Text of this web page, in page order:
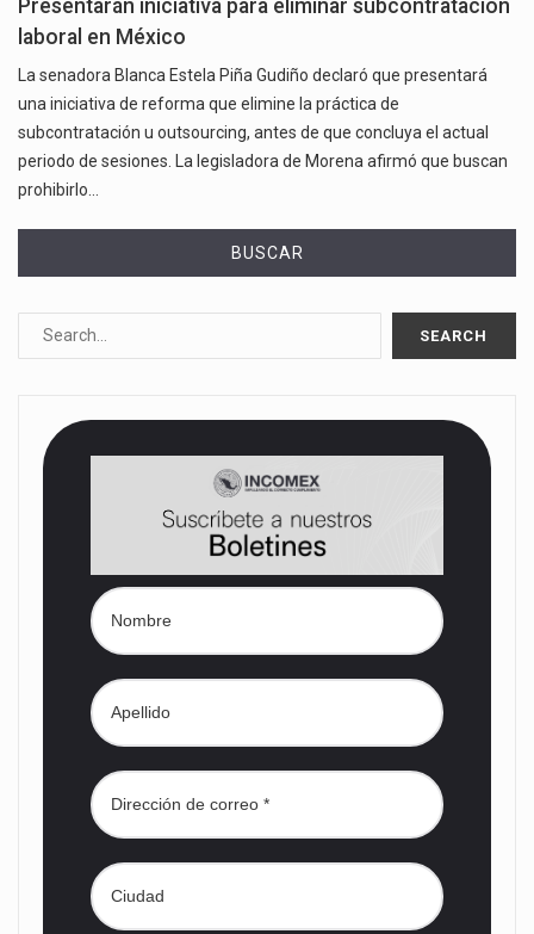
Presentarán iniciativa para eliminar subcontratación
laboral en México
La senadora Blanca Estela Piña Gudiño declaró que presentará
una iniciativa de reforma que elimine la práctica de
subcontratación u outsourcing, antes de que concluya el actual
periodo de sesiones. La legisladora de Morena afirmó que buscan
prohibirlo…
BUSCAR